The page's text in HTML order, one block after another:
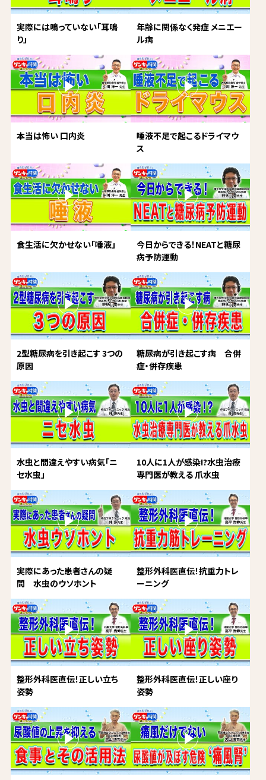
実際には鳴っていない「耳鳴
り」
年齢に関係なく発症 メニエー
ル病
本当は怖い 口内炎
唾液不足で起こるドライマウ
ス
食生活に欠かせない「唾液」
今日からできる！NEATと糖尿
病予防運動
2型糖尿病を引き起こす 3つの
原因
糖尿病が引き起こす病 合併
症・併存疾患
水虫と間違えやすい病気「ニ
セ水虫」
10人に1人が感染!?水虫治療
専門医が教える 爪水虫
実際にあった患者さんの疑
問 水虫のウソホント
整形外科医直伝！抗重力トレ
ーニング
整形外科医直伝！正しい立ち
姿勢
整形外科医直伝！正しい座り
姿勢